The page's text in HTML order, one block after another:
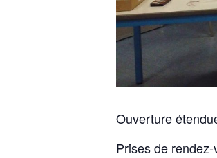
Ouverture
Prises de